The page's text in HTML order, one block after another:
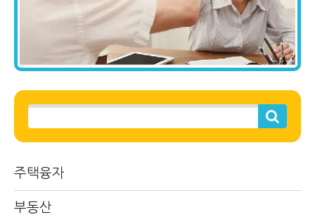
주택융자
부동산